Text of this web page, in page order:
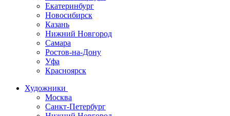
Екатеринбург
Новосибирск
Казань
Нижний Новгород
Самара
Ростов-на-Дону
Уфа
Красноярск
Художники
Москва
Санкт-Петербург